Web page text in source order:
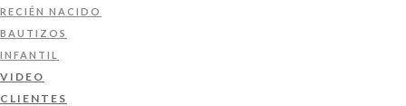
RECIÉN NACIDO
BAUTIZOS
INFANTIL
VIDEO
CLIENTES